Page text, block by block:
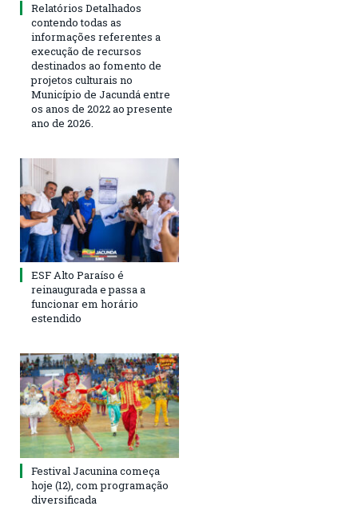
Relatórios Detalhados
contendo todas as
informações referentes a
execução de recursos
destinados ao fomento de
projetos culturais no
Município de Jacundá entre
os anos de 2022 ao presente
ano de 2026.
ESF Alto Paraíso é
reinaugurada e passa a
funcionar em horário
estendido
Festival Jacunina começa
hoje (12), com programação
diversificada